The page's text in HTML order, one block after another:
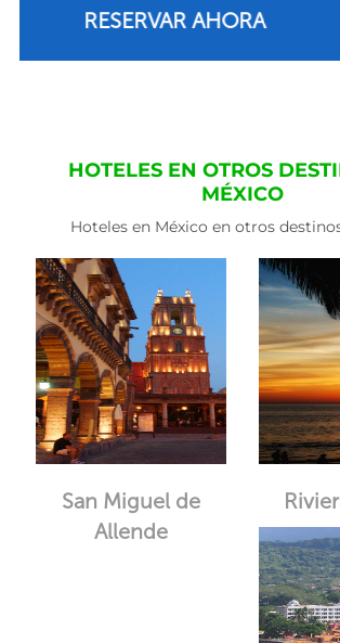
RESERVAR AHORA
HOTELES EN OTROS
MÉXICO
Hoteles en México en otros
San Miguel de
Allende